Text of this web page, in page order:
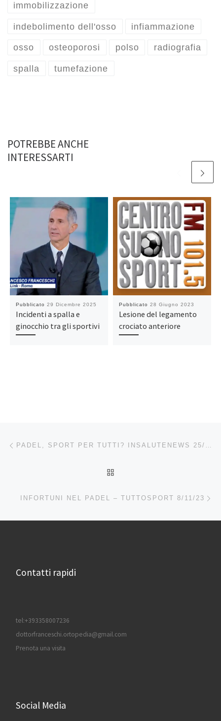
immobilizzazione
indebolimento dell'osso infiammazione
osso osteoporosi polso radiografia
spalla tumefazione
POTREBBE ANCHE
INTERESSARTI
Pubblicato 29 Dicembre 2025
Incidenti a spalla e
ginocchio tra gli sportivi
Pubblicato 28 Giugno 2023
Lesione del legamento
crociato anteriore
Navigazione articoli PADEL, SPORT PER TUTTI? INSALUTENEWS 25/9/2023
INFORTUNI NEL PADEL – TUTTOSPORT 8/11/23
Contatti rapidi
tel:+393358007236
dottorfranceschi.ortopedia@gmail.com
Prenota una visita
Social Media